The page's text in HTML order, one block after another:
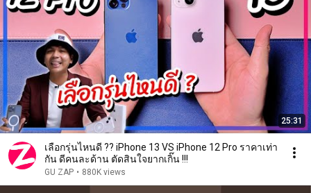
25:31
เลือกรุ่นไหนดี ?? iPhone 13 VS iPhone 12 Pro ราคาเท่า
กัน ดีคนละด้าน ตัดสินใจยากเกิ๊น !!!
GU ZAP • 880K views